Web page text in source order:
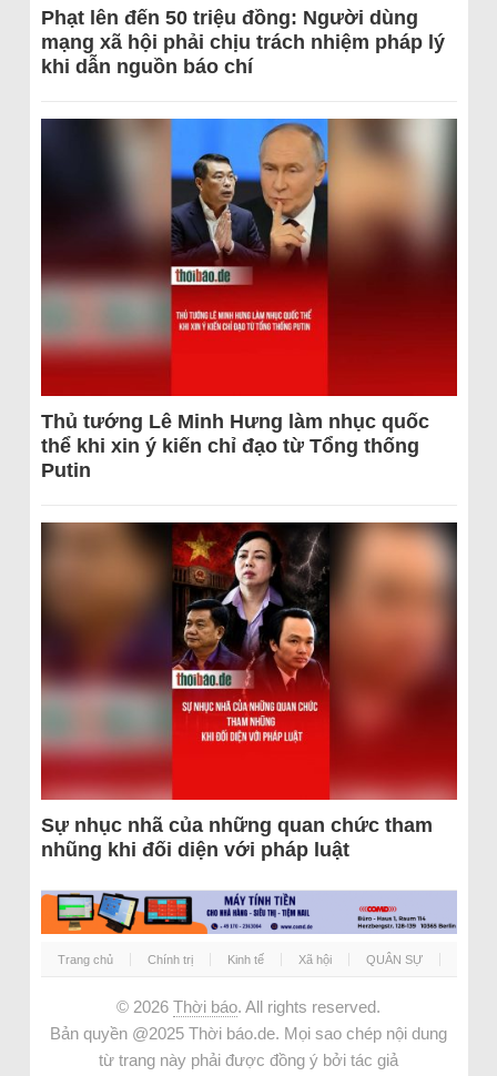
Phạt lên đến 50 triệu đồng: Người dùng
mạng xã hội phải chịu trách nhiệm pháp lý
khi dẫn nguồn báo chí
Thủ tướng Lê Minh Hưng làm nhục quốc
thể khi xin ý kiến chỉ đạo từ Tổng thống
Putin
Sự nhục nhã của những quan chức tham
nhũng khi đối diện với pháp luật
Trang chủ Chính trị Kinh tế Xã hội QUÂN SỰ
© 2026 Thời báo. All rights reserved.
Bản quyền @2025 Thời báo.de. Mọi sao chép nội dung
từ trang này phải được đồng ý bởi tác giả